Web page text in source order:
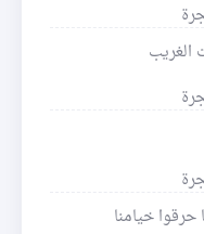
الغريب
حرقوا خيامنا